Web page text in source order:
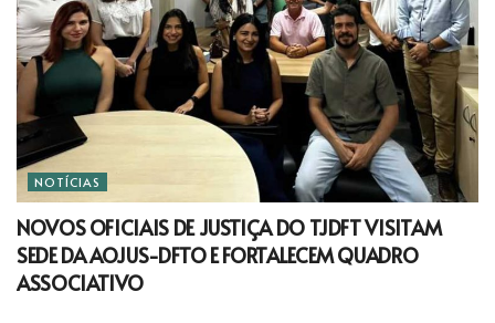
NOTÍCIAS
NOVOS OFICIAIS DE JUSTIÇA DO TJDFT VISITAM
SEDE DA AOJUS-DFTO E FORTALECEM QUADRO
ASSOCIATIVO